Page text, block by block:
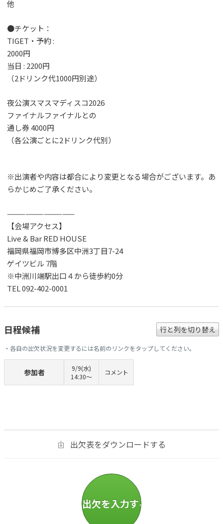
他
●チケット：
TIGET・予約 :
2000円
当日 : 2200円
（2ドリンク代1000円別途）
夜公演スマスマディスコ2026
ファイナルファイナルとの
通し券 4000円
（各公演ごとに2ドリンク代別）
※出演者や内容は都合により変更となる場合がございます。あ
らかじめご了承ください。
———————————
【会場アクセス】
Live & Bar RED HOUSE
福岡県福岡市博多区中洲3丁目7-24
ゲイツビル 7階
※中洲川端駅出口４から徒歩約0分
TEL 092-402-0001
日程候補 行と列を切り替え
・各自の出欠状況を変更するには名前のリンクをタップしてください。
参加者
9/9(水)
14:30〜
コメント
出欠表をダウンロードする